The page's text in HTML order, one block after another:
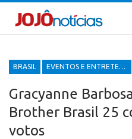
BRASIL EVENTOS E ENTRETENIMENTOS
Gracyanne
Brother Brasil 25
votos